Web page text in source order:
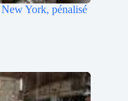
York, pénalisé